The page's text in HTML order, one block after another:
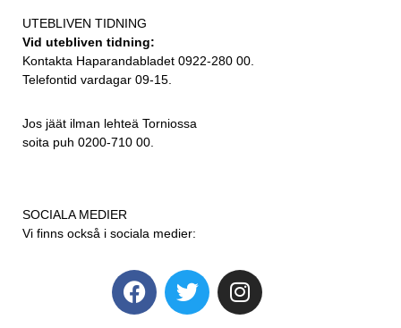
UTEBLIVEN TIDNING
Vid utebliven tidning:
Kontakta Haparandabladet 0922-280 00.
Telefontid vardagar 09-15.
Jos jäät ilman lehteä Torniossa
soita puh 0200-710 00.
SOCIALA MEDIER
Vi finns också i sociala medier: